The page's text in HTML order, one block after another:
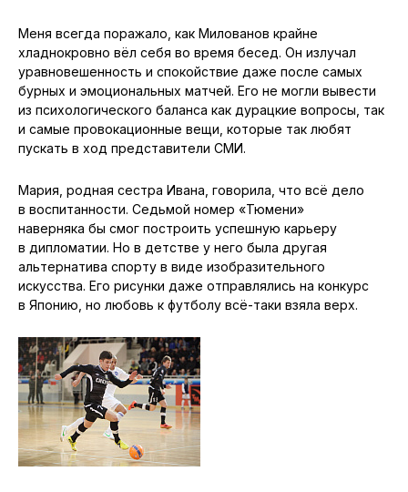
Меня всегда поражало, как Милованов крайне
хладнокровно вёл себя во время бесед. Он излучал
уравновешенность и спокойствие даже после самых
бурных и эмоциональных матчей. Его не могли вывести
из психологического баланса как дурацкие вопросы, так
и самые провокационные вещи, которые так любят
пускать в ход представители СМИ.
Мария, родная сестра Ивана, говорила, что всё дело
в воспитанности. Седьмой номер «Тюмени»
наверняка бы смог построить успешную карьеру
в дипломатии. Но в детстве у него была другая
альтернатива спорту в виде изобразительного
искусства. Его рисунки даже отправлялись на конкурс
в Японию, но любовь к футболу всё-таки взяла верх.